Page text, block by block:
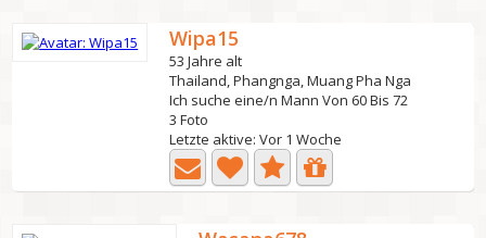
Wipa15
53 Jahre alt
Thailand, Phangnga, Muang Pha Nga
Ich suche eine/n Mann Von 60 Bis 72
3 Foto
Letzte aktive: Vor 1 Woche